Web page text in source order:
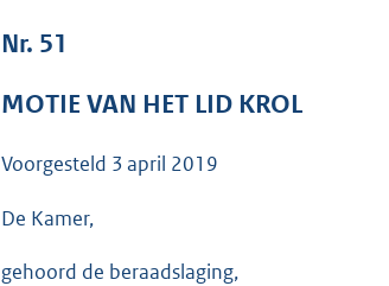
Nr. 51
MOTIE VAN HET LID KROL
Voorgesteld 3 april 2019
De Kamer,
gehoord de beraadslaging,